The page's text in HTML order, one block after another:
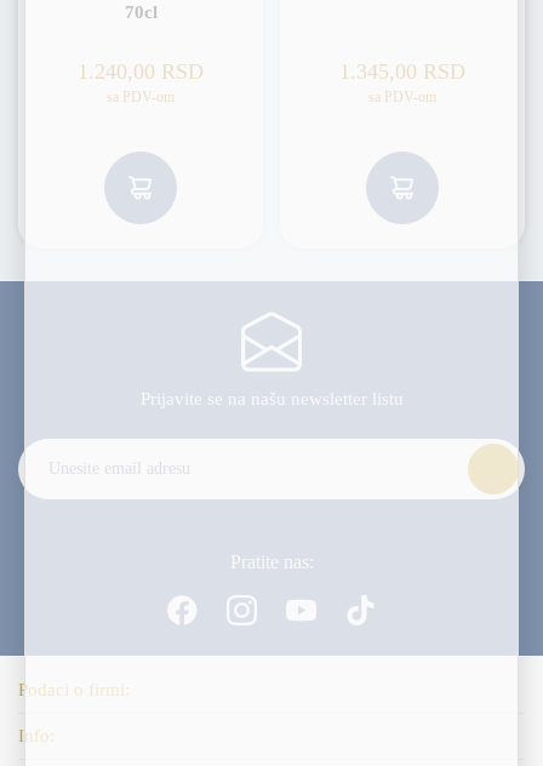
70cl
1.240,00 RSD
sa PDV-om
1.345,00 RSD
sa PDV-om
Prijavite se na našu newsletter listu
Pratite nas:
Podaci o firmi:
Info: